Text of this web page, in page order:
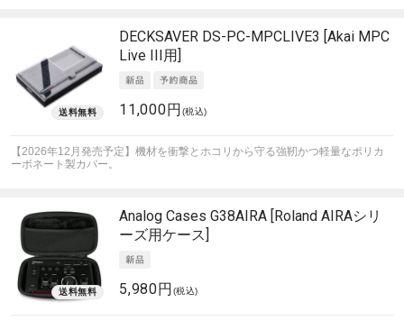
DECKSAVER DS-PC-MPCLIVE3 [Akai MPC
Live III用]
11,000円 (税込)
【2026年12月発売予定】機材を衝撃とホコリから守る強靭かつ軽量なポリカ
ーボネート製カバー。
Analog Cases G38AIRA [Roland AIRAシリ
ーズ用ケース]
5,980円 (税込)